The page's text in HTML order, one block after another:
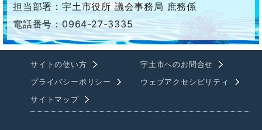
担当部署：宇土市役所 議会事務局 庶務係
電話番号：0964-27-3335
サイトの使い方
宇土市へのお問合せ
プライバシーポリシー
ウェブアクセシビリティ
サイトマップ